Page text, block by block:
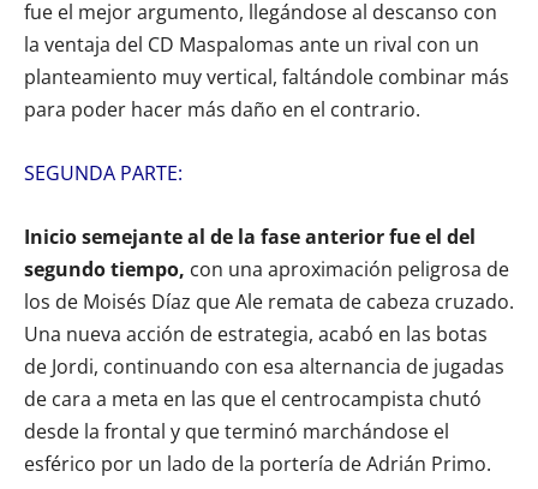
fue el mejor argumento, llegándose al descanso con
la ventaja del CD Maspalomas ante un rival con un
planteamiento muy vertical, faltándole combinar más
para poder hacer más daño en el contrario.
SEGUNDA PARTE:
Inicio semejante al de la fase anterior fue el del
segundo tiempo, con una aproximación peligrosa de
los de Moisés Díaz que Ale remata de cabeza cruzado.
Una nueva acción de estrategia, acabó en las botas
de Jordi, continuando con esa alternancia de jugadas
de cara a meta en las que el centrocampista chutó
desde la frontal y que terminó marchándose el
esférico por un lado de la portería de Adrián Primo.